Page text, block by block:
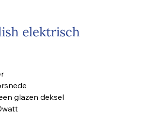
elektrisch
glazen deksel